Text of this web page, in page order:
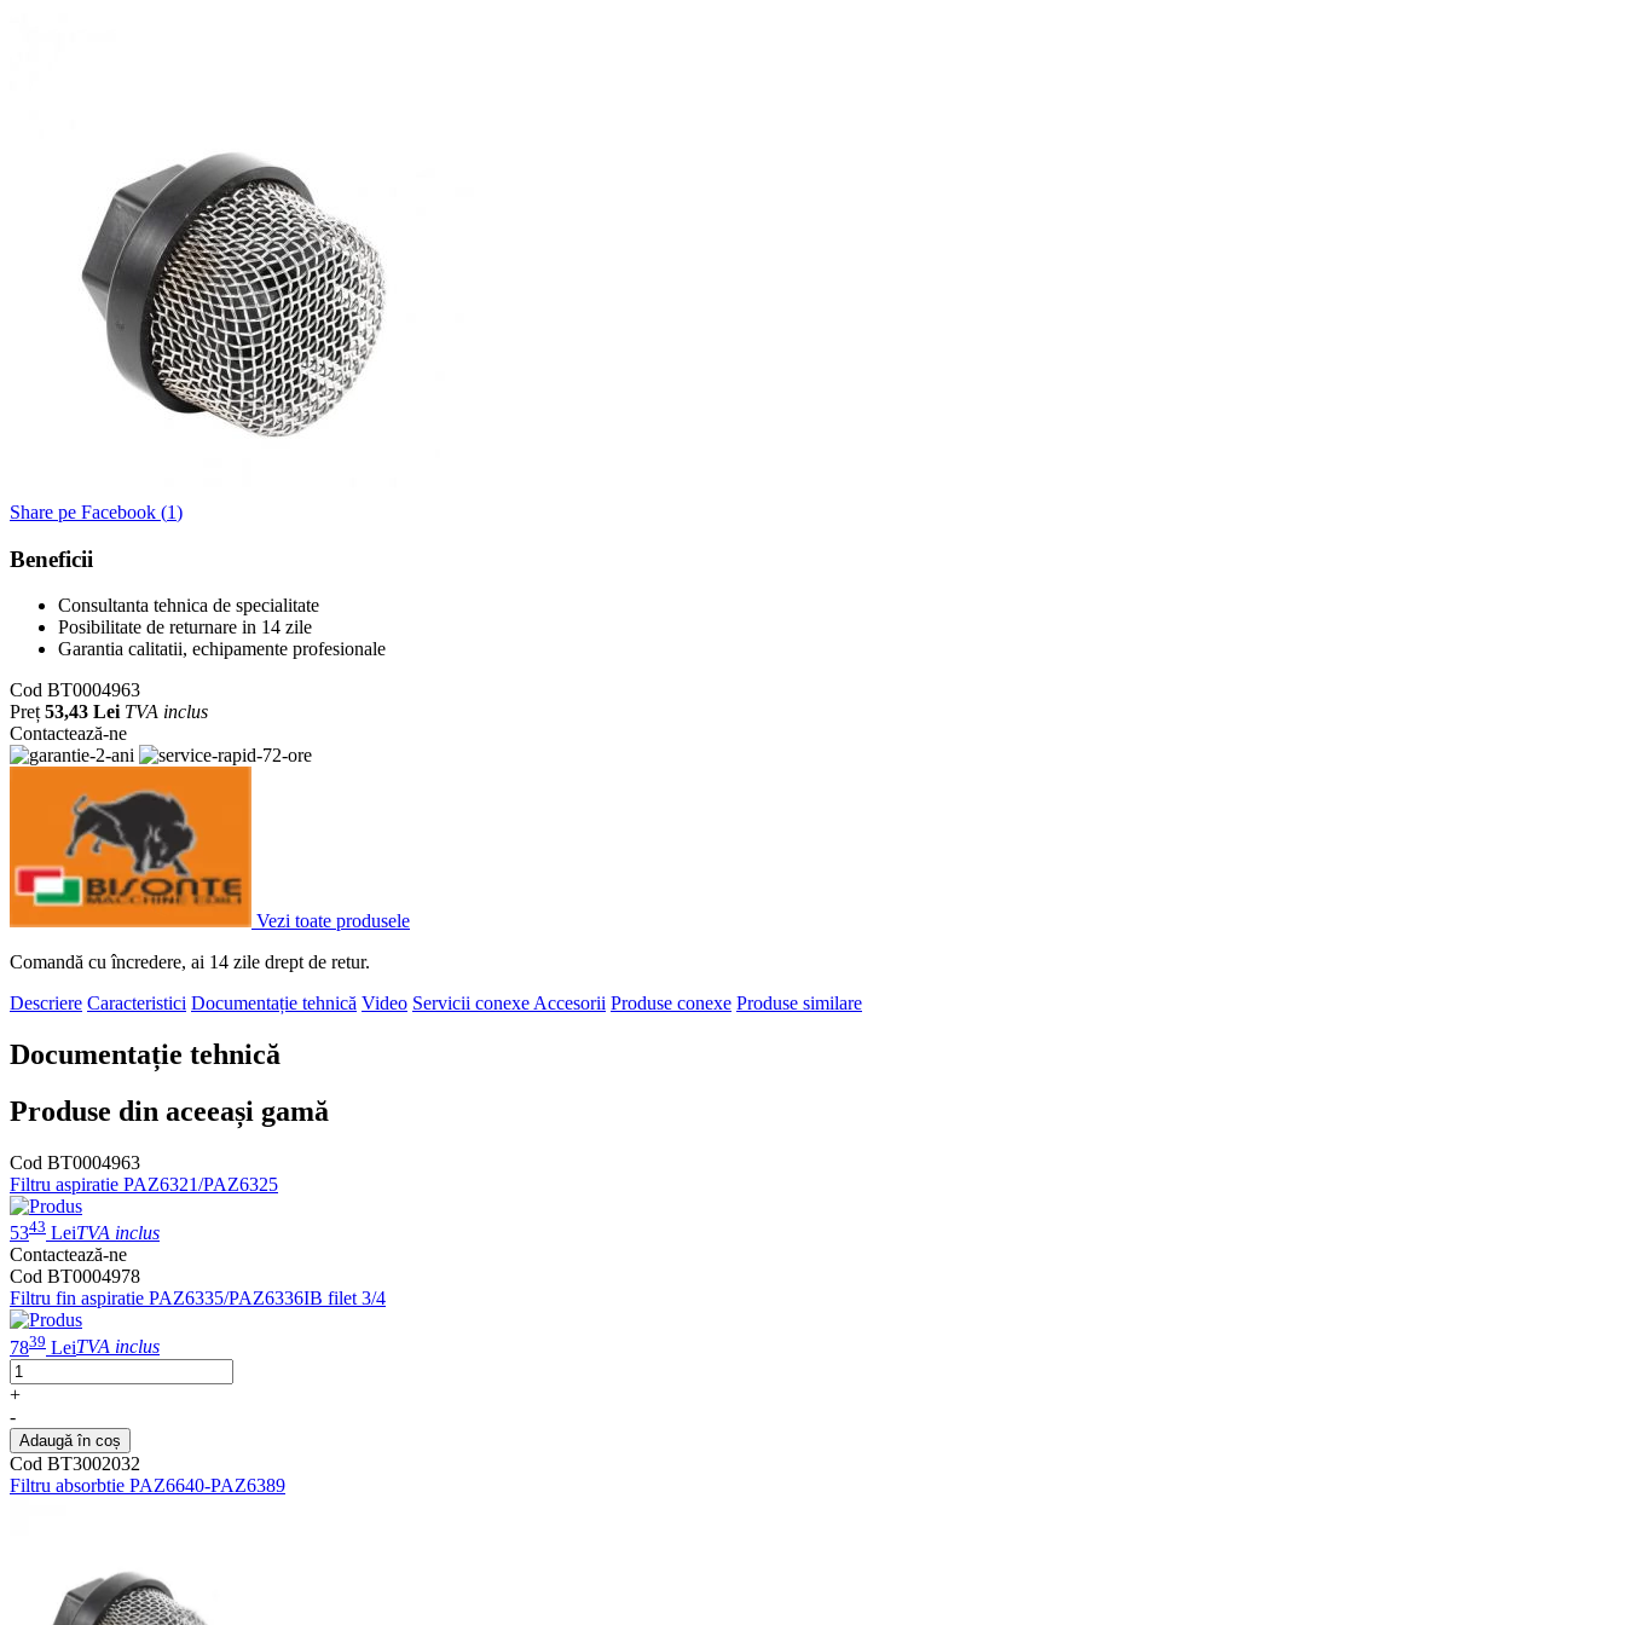
Share pe Facebook (1)
Beneficii
Consultanta tehnica de specialitate
Posibilitate de returnare in 14 zile
Garantia calitatii, echipamente profesionale
Cod BT0004963
Preț 53,43 Lei TVA inclus
Contactează-ne
Vezi toate produsele
Comandă cu încredere, ai 14 zile drept de retur.
Descriere Caracteristici Documentație tehnică Video Servicii conexe Accesorii Produse conexe Produse similare
Documentație tehnică
Produse din aceeași gamă
Cod BT0004963
Filtru aspiratie PAZ6321/PAZ6325
5343 LeiTVA inclus
Contactează-ne
Cod BT0004978
Filtru fin aspiratie PAZ6335/PAZ6336IB filet 3/4
7839 LeiTVA inclus
+
-
Adaugă în coș
Cod BT3002032
Filtru absorbtie PAZ6640-PAZ6389